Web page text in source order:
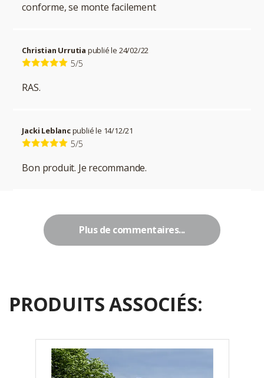
conforme, se monte facilement
Christian Urrutia publié le 24/02/22
5/5
RAS.
Jacki Leblancpublié le 14/12/21
5/5
Bon produit. Je recommande.
Plus de commentaires...
PRODUITS ASSOCIÉS: